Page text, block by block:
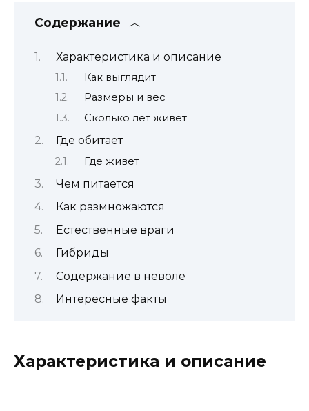
Содержание
Характеристика и описание
Как выглядит
Размеры и вес
Сколько лет живет
Где обитает
Где живет
Чем питается
Как размножаются
Естественные враги
Гибриды
Содержание в неволе
Интересные факты
Характеристика и описание